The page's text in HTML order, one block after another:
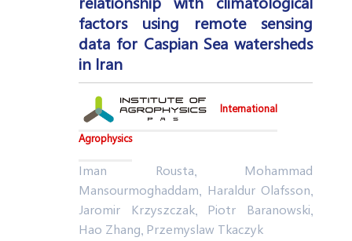
relationship with climatological
factors using remote sensing
data for Caspian Sea watersheds
in Iran
International
Agrophysics
Iman Rousta, Mohammad
Mansourmoghaddam, Haraldur Olafsson,
Jaromir Krzyszczak, Piotr Baranowski,
Hao Zhang, Przemyslaw Tkaczyk